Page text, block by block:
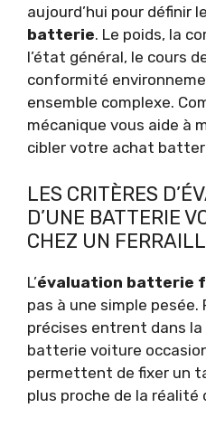
aujourd’hui pour définir le
batterie. Le poids, la
l’état général, le cours
conformité
ensemble complexe.
mécanique vous aide à
cibler votre achat
LES CRITÈRES
D’UNE BATTERIE
CHEZ UN
L’évaluation batterie
pas à une simple pesée.
précises entrent dans la
batterie voiture
permettent de fixer un
plus proche de la réalité